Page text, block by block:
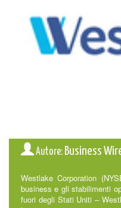
Autore: Business
Westlake Corporation
business e gli stabilimenti
fuori degli Stati Uniti –